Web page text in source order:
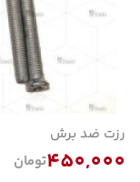
رزت ضد برش
450,000تومان